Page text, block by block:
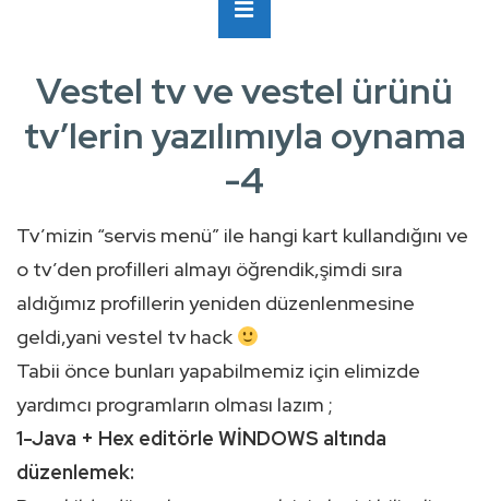
Vestel tv ve vestel ürünü
tv’lerin yazılımıyla oynama
-4
Tv’mizin “servis menü” ile hangi kart kullandığını ve
o tv’den profilleri almayı öğrendik,şimdi sıra
aldığımız profillerin yeniden düzenlenmesine
geldi,yani vestel tv hack
Tabii önce bunları yapabilmemiz için elimizde
yardımcı programların olması lazım ;
1-Java + Hex editörle WİNDOWS altında
düzenlemek: